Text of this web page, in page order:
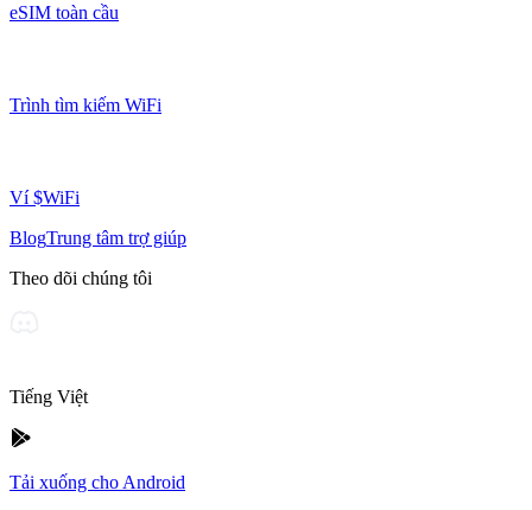
eSIM toàn cầu
Trình tìm kiếm WiFi
Ví $WiFi
BlogTrung tâm trợ giúp
Theo dõi chúng tôi
Tiếng Việt
Tải xuống cho Android